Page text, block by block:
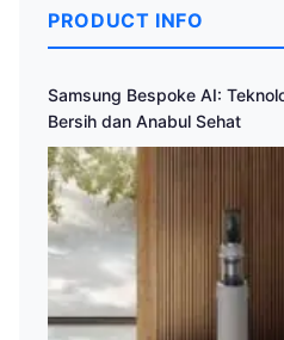
PRODUCT INFO
Samsung Bespoke AI:
Bersih dan Anabul Sehat